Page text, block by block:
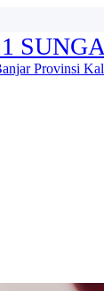
Provinsi